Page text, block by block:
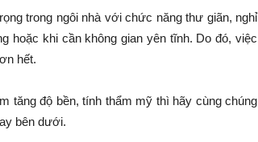
trong ngôi nhà với chức năng thư giãn, nghỉ
hoặc khi cần không gian yên tĩnh. Do đó, việc
hết.
tăng độ bền, tính thẩm mỹ thì hãy cùng chúng
bên dưới.